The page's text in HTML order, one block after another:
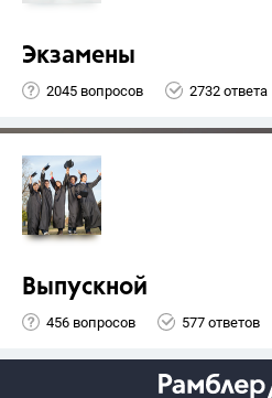
Экзамены
2045 вопросов 2732 ответа
Выпускной
456 вопросов 577 ответов